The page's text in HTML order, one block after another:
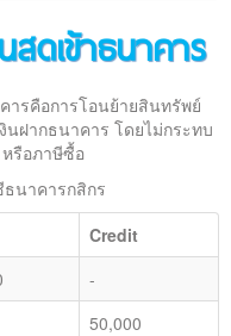
ดเข้าธนาคาร
ารคือการโอนย้ายสินทรัพย์
ฝากธนาคาร โดยไม่กระทบ
รือภาษีซื้อ
ธนาคารกสิกร
Credit
-
50,000